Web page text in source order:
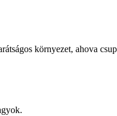
környezet, ahova